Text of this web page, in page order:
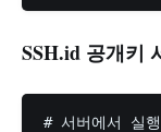
SSH.id 공개키
# 서버에서 실